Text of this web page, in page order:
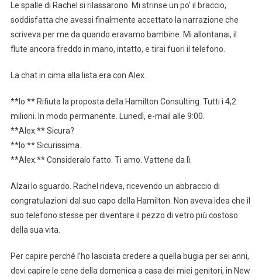
Le spalle di Rachel si rilassarono. Mi strinse un po’ il braccio,
soddisfatta che avessi finalmente accettato la narrazione che
scriveva per me da quando eravamo bambine. Mi allontanai, il
flute ancora freddo in mano, intatto, e tirai fuori il telefono.
La chat in cima alla lista era con Alex.
**Io:** Rifiuta la proposta della Hamilton Consulting. Tutti i 4,2
milioni. In modo permanente. Lunedì, e-mail alle 9:00.
**Alex:** Sicura?
**Io:** Sicurissima.
**Alex:** Consideralo fatto. Ti amo. Vattene da lì.
Alzai lo sguardo. Rachel rideva, ricevendo un abbraccio di
congratulazioni dal suo capo della Hamilton. Non aveva idea che il
suo telefono stesse per diventare il pezzo di vetro più costoso
della sua vita.
Per capire perché l’ho lasciata credere a quella bugia per sei anni,
devi capire le cene della domenica a casa dei miei genitori, in New